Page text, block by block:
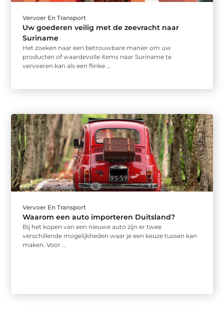
Vervoer En Transport
Uw goederen veilig met de zeevracht naar
Suriname
Het zoeken naar een betrouwbare manier om uw
producten of waardevolle items naar Suriname te
vervoeren kan als een flinke ...
Vervoer En Transport
Waarom een auto importeren Duitsland?
Bij het kopen van een nieuwe auto zijn er twee
verschillende mogelijkheden waar je een keuze tussen kan
maken. Voor ...